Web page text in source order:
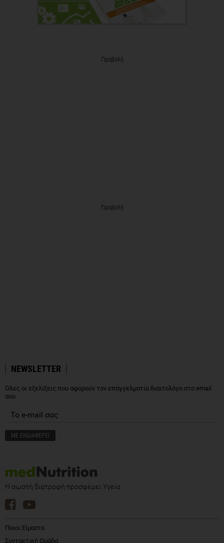
Προβολή
Προβολή
NEWSLETTER
Όλες οι εξελίξεις που αφορούν τον επαγγελματία διαιτολόγο στο email
σου.
Η σωστή διατροφή προσφέρει Υγεία
Ποιοι Είμαστε
Συντακτική Ομάδα